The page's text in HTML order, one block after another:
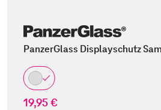
PanzerGlass Displayschutz
19,95 €